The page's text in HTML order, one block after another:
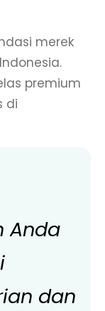
merek
premium
di
Anda
dan